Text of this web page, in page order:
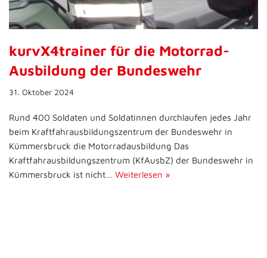
kurvX4trainer für die Motorrad-
Ausbildung der Bundeswehr
31. Oktober 2024
Rund 400 Soldaten und Soldatinnen durchlaufen jedes Jahr
beim Kraftfahrausbildungszentrum der Bundeswehr in
Kümmersbruck die Motorradausbildung Das
Kraftfahrausbildungszentrum (KfAusbZ) der Bundeswehr in
Kümmersbruck ist nicht… Weiterlesen »